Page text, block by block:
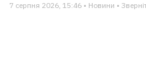
7 серпня 2026, 15:46 • Новини •